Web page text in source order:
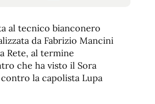
de
fuente
de
fuente.
al tecnico bianconero
da Fabrizio Mancini
Rete, al termine
che ha visto il Sora
la capolista Lupa